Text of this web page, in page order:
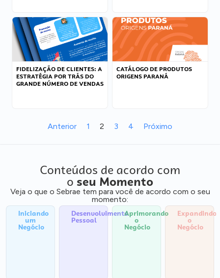
FIDELIZAÇÃO DE CLIENTES: A
ESTRATÉGIA POR TRÁS DO
GRANDE NÚMERO DE VENDAS
CATÁLOGO DE PRODUTOS
ORIGENS PARANÁ
Anterior 1 2 3 4 Próximo
Conteúdos de acordo com
o seu Momento
Veja o que o Sebrae tem para você de acordo com o seu
momento:
Iniciando
um
Negócio
Desenvolvimento
Pessoal
Aprimorando
o
Negócio
Expandindo
o
Negócio